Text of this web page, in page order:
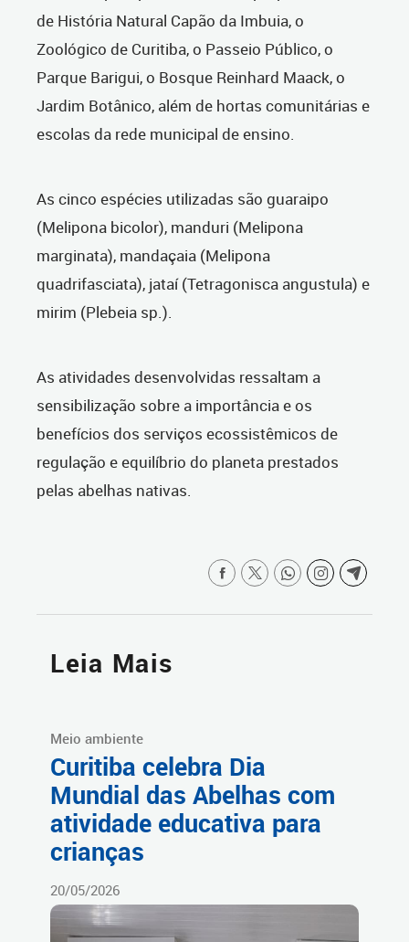
de História Natural Capão da Imbuia, o
Zoológico de Curitiba, o Passeio Público, o
Parque Barigui, o Bosque Reinhard Maack, o
Jardim Botânico, além de hortas comunitárias e
escolas da rede municipal de ensino.
As cinco espécies utilizadas são guaraipo
(Melipona bicolor), manduri (Melipona
marginata), mandaçaia (Melipona
quadrifasciata), jataí (Tetragonisca angustula) e
mirim (Plebeia sp.).
As atividades desenvolvidas ressaltam a
sensibilização sobre a importância e os
benefícios dos serviços ecossistêmicos de
regulação e equilíbrio do planeta prestados
pelas abelhas nativas.
Leia Mais
Meio ambiente
Curitiba celebra Dia
Mundial das Abelhas com
atividade educativa para
crianças
20/05/2026